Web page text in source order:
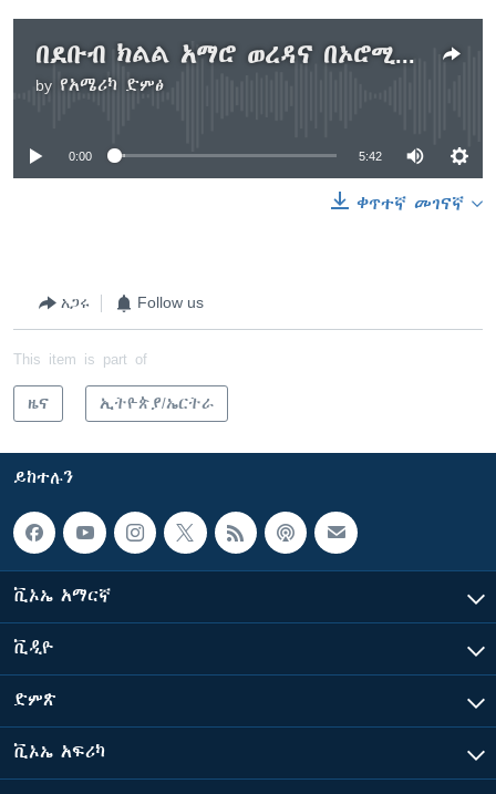
በደቡብ ክልል አማሮ ወረዳና በኦሮሚያ ክልል ምዕራብ ጉጂ ዞን ግጭት ሰዎች ተገደሉ
by የአሜሪካ ድምፅ
No media source currently available
0:00 5:42
ቀጥተኛ መገናኛ
አጋሩ Follow us
This item is part of
ዜና ኢትዮጵያ/ኤርትራ
ይከተሉን
ቪኦኤ አማርኛ
ቪዲዮ
ድምጽ
ቪኦኤ አፍሪካ